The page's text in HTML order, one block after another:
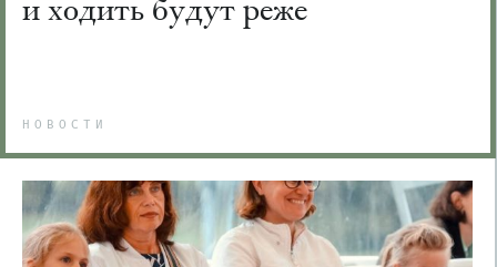
и ходить будут реже
НОВОСТИ